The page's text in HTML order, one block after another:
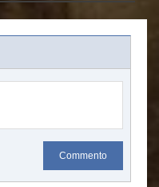
Commento